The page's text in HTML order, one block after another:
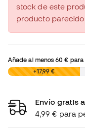
stock de este
producto
Añade al menos60 € para
0,00 € +17,99 €
Envío gratis
4,99 € para